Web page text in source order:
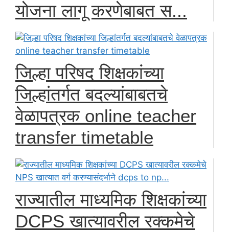
योजना लागू करणेबाबत स...
जिल्हा परिषद शिक्षकांच्या
जिल्हांतर्गत बदल्यांबाबतचे
वेळापत्रक online teacher
transfer timetable
राज्यातील माध्यमिक शिक्षकांच्या
DCPS खात्यावरील रक्कमेचे